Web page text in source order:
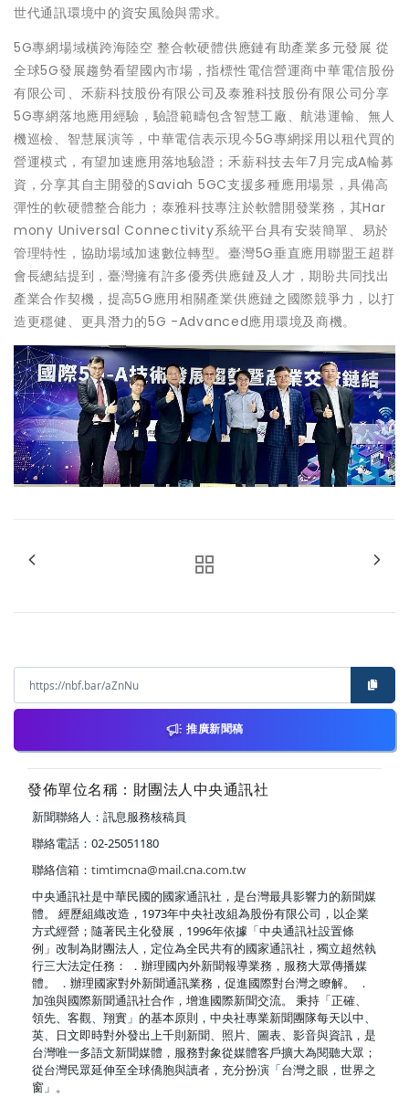
世代通訊環境中的資安風險與需求。
5G專網場域橫跨海陸空 整合軟硬體供應鏈有助產業多元發展 從
全球5G發展趨勢看望國內市場，指標性電信營運商中華電信股份
有限公司、禾薪科技股份有限公司及泰雅科技股份有限公司分享
5G專網落地應用經驗，驗證範疇包含智慧工廠、航港運輸、無人
機巡檢、智慧展演等，中華電信表示現今5G專網採用以租代買的
營運模式，有望加速應用落地驗證；禾薪科技去年7月完成A輪募
資，分享其自主開發的Saviah 5GC支援多種應用場景，具備高
彈性的軟硬體整合能力；泰雅科技專注於軟體開發業務，其Har
mony Universal Connectivity系統平台具有安裝簡單、易於
管理特性，協助場域加速數位轉型。臺灣5G垂直應用聯盟王超群
會長總結提到，臺灣擁有許多優秀供應鏈及人才，期盼共同找出
產業合作契機，提高5G應用相關產業供應鏈之國際競爭力，以打
造更穩健、更具潛力的5G -Advanced應用環境及商機。
推廣新聞稿
發佈單位名稱：財團法人中央通訊社
新聞聯絡人：訊息服務核稿員
聯絡電話：02-25051180
聯絡信箱： timtimcna@mail.cna.com.tw
中央通訊社是中華民國的國家通訊社，是台灣最具影響力的新聞媒
體。 經歷組織改造，1973年中央社改組為股份有限公司，以企業
方式經營；隨著民主化發展，1996年依據「中央通訊社設置條
例」改制為財團法人，定位為全民共有的國家通訊社，獨立超然執
行三大法定任務： ．辦理國內外新聞報導業務，服務大眾傳播媒
體。 ．辦理國家對外新聞通訊業務，促進國際對台灣之瞭解。 ．
加強與國際新聞通訊社合作，增進國際新聞交流。 秉持「正確、
領先、客觀、翔實」的基本原則，中央社專業新聞團隊每天以中、
英、日文即時對外發出上千則新聞、照片、圖表、影音與資訊，是
台灣唯一多語文新聞媒體，服務對象從媒體客戶擴大為閱聽大眾；
從台灣民眾延伸至全球僑胞與讀者，充分扮演「台灣之眼，世界之
窗」。